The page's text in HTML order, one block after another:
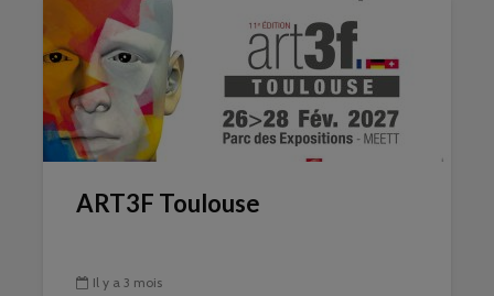
ART3F Toulouse
Il y a 3 mois